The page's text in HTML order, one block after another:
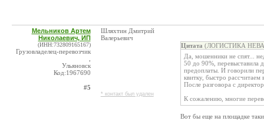
Мельников Артем
Николаевич, ИП
(ИНН:732809165167)
Грузовладелец-перевозчик
Ульяновск
Код:1967690
#5
Шляхтин Дмитрий
Валерьевич
* контакт был удален
Цитата (ЛОГИСТИКА НЕВА
Да, мошенники не спят...
50 до 90%, перевыставила
предоплаты. И говорили
квитку, быстро рассчитаем
После разговора с
К сожалению, многие
Вот бы еще на площадке